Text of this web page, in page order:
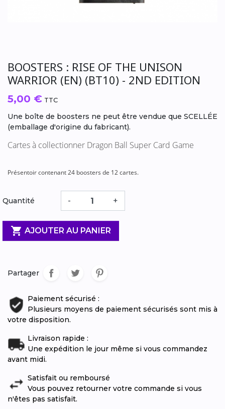
BOOSTERS : RISE OF THE UNISON
WARRIOR (EN) (BT10) - 2ND EDITION
5,00 € TTC
Une boîte de boosters ne peut être vendue que SCELLÉE
(emballage d'origine du fabricant).
Cartes à collectionner Dragon Ball Super Card Game
Présentoir contenant 24 boosters de 12 cartes.
Quantité - +
 AJOUTER AU PANIER
Partager
Paiement sécurisé :
Plusieurs moyens de paiement sécurisés sont mis à
votre disposition.
Livraison rapide :
Une expédition le jour même si vous commandez
avant midi.
Satisfait ou remboursé
Vous pouvez retourner votre commande si vous
n'êtes pas satisfait.